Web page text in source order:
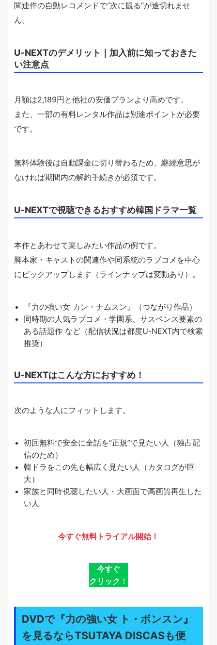
関連作の自動レコメンドで“次に観る”が途切れませ
ん。
U-NEXTのデメリット｜加入前に知っておきた
い注意点
月額は2,189円と他社の安価プランより高めです。
また、一部の有料レンタル作品は別途ポイントが必要
です。
無料体験後は自動課金に切り替わるため、継続意思が
なければ期間内の解約手続きが必須です。
U-NEXTで視聴できるおすすめ韓国ドラマ一覧
本作とあわせて楽しみたい作品の例です。
脚本家・キャストの関連作や同系統のラブコメを中心
にピックアップします（ラインナップは変動あり）。
『力の強い女 カン・ナムスン』（つながり作品）
同時期の人気ラブコメ・学園系、サスペンス要素の
ある話題作 など（配信状況は都度U-NEXT内で検索
推奨）
U-NEXTはこんな方におすすめ！
次のような人にフィットします。
初回無料で安全に全話を“正規”で見たい人（独占配
信のため）
韓ドラをこの先も幅広く見たい人（カタログが巨
大）
家族と同時視聴したい人・大画面で高画質再生した
い人
今すぐ無料トライアル開始！
今すぐ
クリック ！
DVDで『力の強い女 ト・ボンスン』
を見るならTSUTAYA DISCASも便